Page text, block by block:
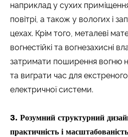
наприклад у сухих
повітрі, а також у вологих і
цехах. Крім того, металеві
вогнестійкі та вогнезахисні
затримати поширення вогню
та виграти час для
електричної системи.
3. Розумний структурний
практичність і масштабованість